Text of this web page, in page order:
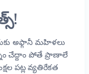
అఫ్గానీ మహిళలు
చేద్దాం పోతే ప్రాణాలే
పట్ల వ్యతిరేకత